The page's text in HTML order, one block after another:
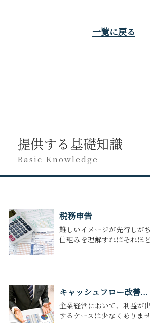
一覧に戻る
提供する基礎知識
Basic Knowledge
税務申告
難しいイメージが先行しが
仕組みを理解すればそれほ
キャッシュフロー改善...
企業経営において、利益が
するケースは少なくありま